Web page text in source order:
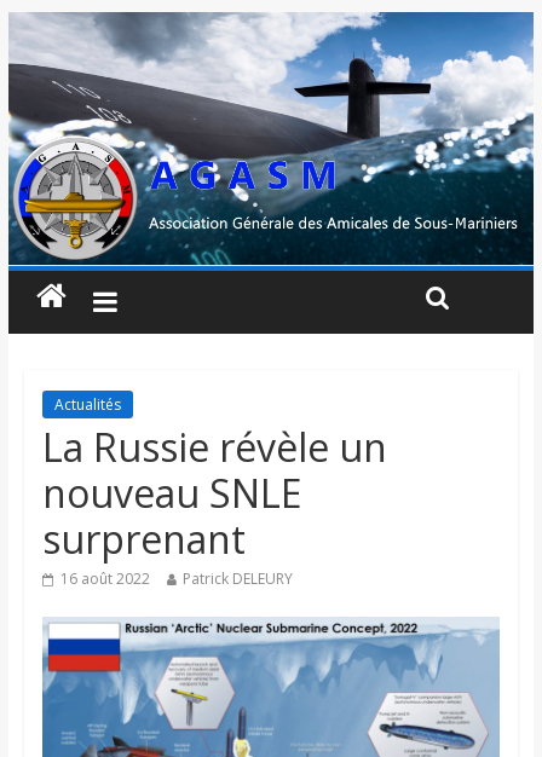
Actualités
La Russie révèle un
nouveau SNLE
surprenant
16 août 2022 Patrick DELEURY